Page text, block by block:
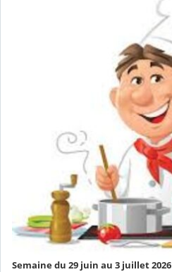
Semaine du 29 juin au 3 juillet 2026